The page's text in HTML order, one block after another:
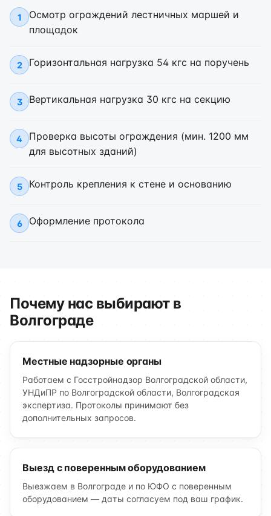
1
Осмотр ограждений лестничных маршей и
площадок
2 Горизонтальная нагрузка 54 кгс на поручень
3 Вертикальная нагрузка 30 кгс на секцию
4
Проверка высоты ограждения (мин. 1200 мм
для высотных зданий)
5 Контроль крепления к стене и основанию
6 Оформление протокола
Почему нас выбирают в
Волгограде
Местные надзорные органы
Работаем с Госстройнадзор Волгоградской области,
УНДиПР по Волгоградской области, Волгоградская
экспертиза. Протоколы принимают без
дополнительных запросов.
Выезд с поверенным оборудованием
Выезжаем в Волгограде и по ЮФО с поверенным
оборудованием — даты согласуем под ваш график.